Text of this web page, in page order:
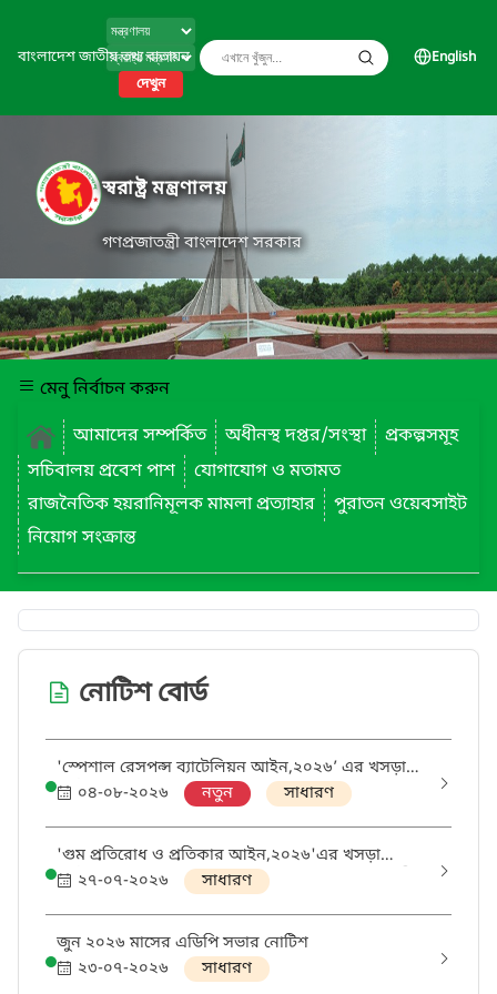
বাংলাদেশ জাতীয় তথ্য বাতায়ন
দেখুন
English
স্বরাষ্ট্র মন্ত্রণালয়
গণপ্রজাতন্ত্রী বাংলাদেশ সরকার
মেনু নির্বাচন করুন
আমাদের সম্পর্কিত
অধীনস্থ দপ্তর/সংস্থা
প্রকল্পসমূহ
সচিবালয় প্রবেশ পাশ
যোগাযোগ ও মতামত
রাজনৈতিক হয়রানিমূলক মামলা প্রত্যাহার
পুরাতন ওয়েবসাইট
নিয়োগ সংক্রান্ত
নোটিশ বোর্ড
'স্পেশাল রেসপন্স ব্যাটেলিয়ন আইন,২০২৬’ এর খসড়া
সর্বসাধারণের মতামতের জন্য প্রকাশ করা হল।
rab1@moha.gov.bd মেইলে মতামত প্রেরণের জন্য
সংশ্লিষ্ট সকল কে অনুরোধ করা হলো
০৪-০৮-২০২৬ নতুন সাধারণ
'গুম প্রতিরোধ ও প্রতিকার আইন,২০২৬'এর খসড়া
সর্বসাধারণের মতামতের জন্য প্রকাশ করা হলো। আগামী
২৮ জুলাই ২০২৬ তারিখের মধ্যে
political5@moha.gov.bd মেইল এ মতামত প্রেরণের
জন্য সংশ্লিষ্ট সকলকে অনুরোধ করা হলো।
২৭-০৭-২০২৬ সাধারণ
জুন ২০২৬ মাসের এডিপি সভার নোটিশ
২৩-০৭-২০২৬
সাধারণ